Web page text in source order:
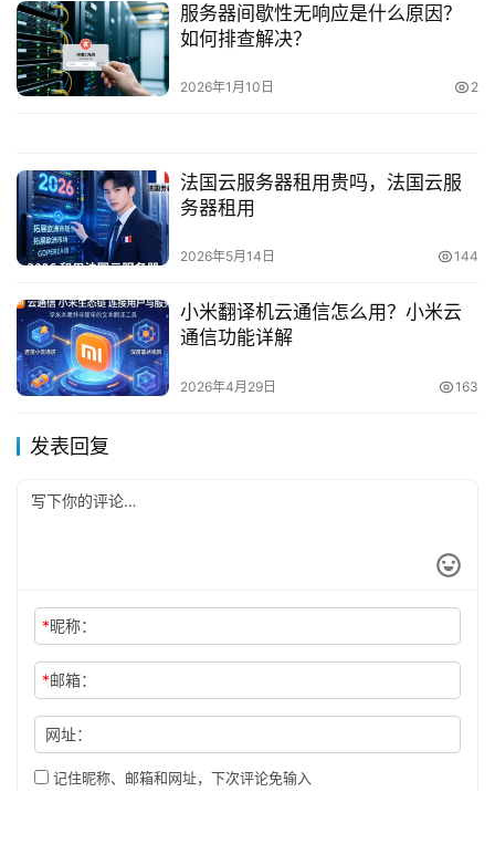
服务器间歇性无响应是什么原因？
如何排查解决？
2026年1月10日 2
法国云服务器租用贵吗，法国云服
务器租用
2026年5月14日 144
小米翻译机云通信怎么用？小米云
通信功能详解
2026年4月29日 163
发表回复
*昵称：
*邮箱：
网址：
记住昵称、邮箱和网址，下次评论免输入